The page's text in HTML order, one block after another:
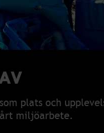
plats och
miljöarbete.